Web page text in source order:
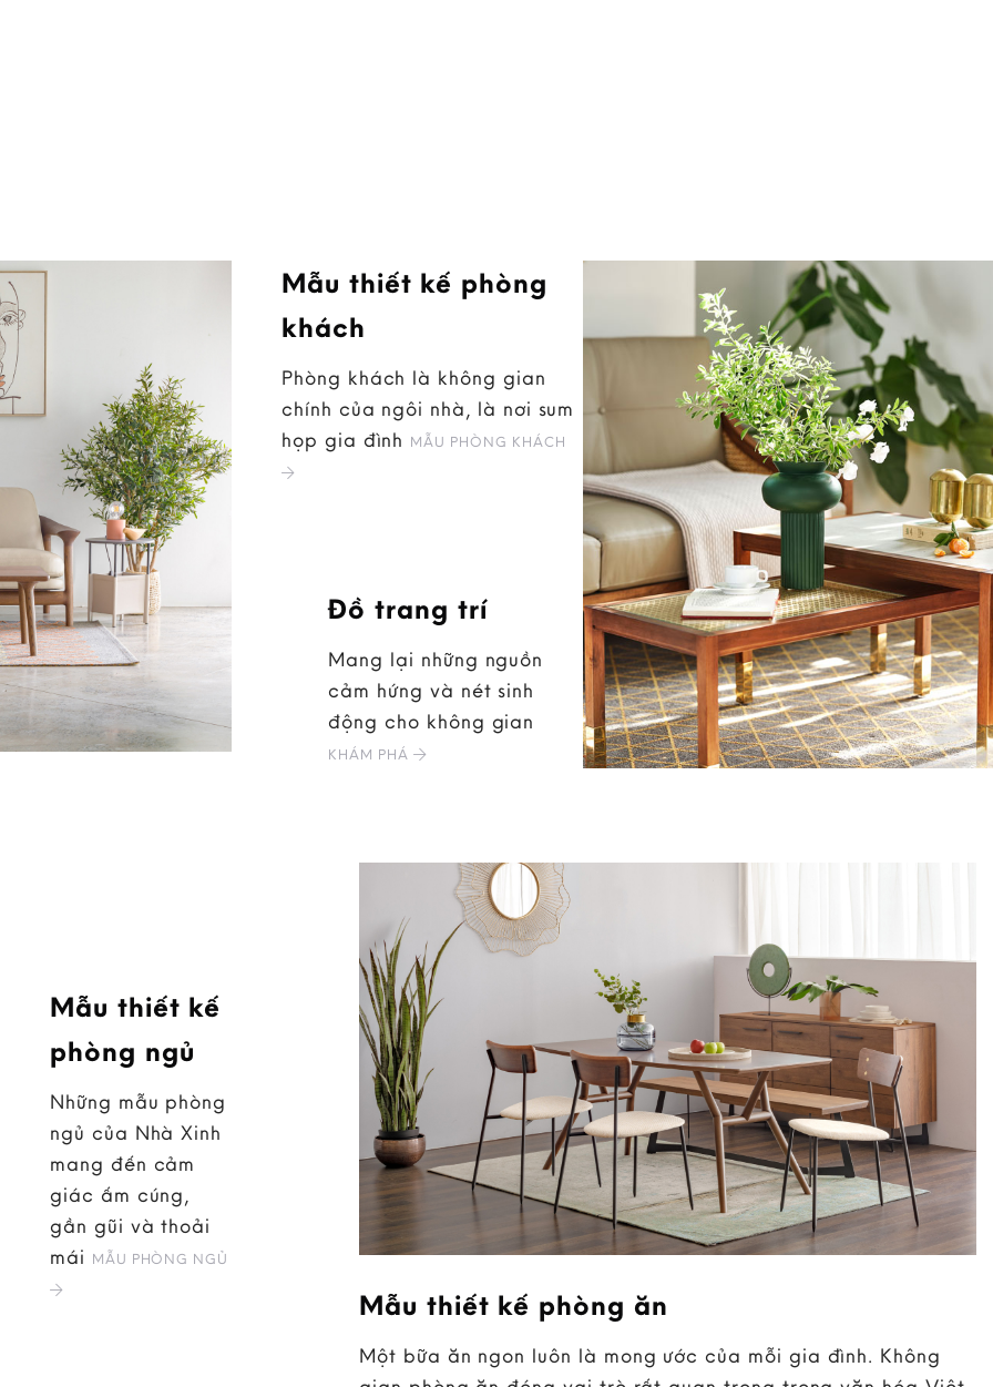
Mẫu thiết kế phòng
khách
Phòng khách là không gian
chính của ngôi nhà, là nơi sum
họp gia đình MẪU PHÒNG KHÁCH
Đồ trang trí
Mang lại những nguồn
cảm hứng và nét sinh
động cho không gian
KHÁM PHÁ
Mẫu thiết kế
phòng ngủ
Những mẫu phòng
ngủ của Nhà Xinh
mang đến cảm
giác ấm cúng,
gần gũi và thoải
mái MẪU PHÒNG NGỦ
Mẫu thiết kế phòng ăn
Một bữa ăn ngon luôn là mong ước của mỗi gia đình. Không